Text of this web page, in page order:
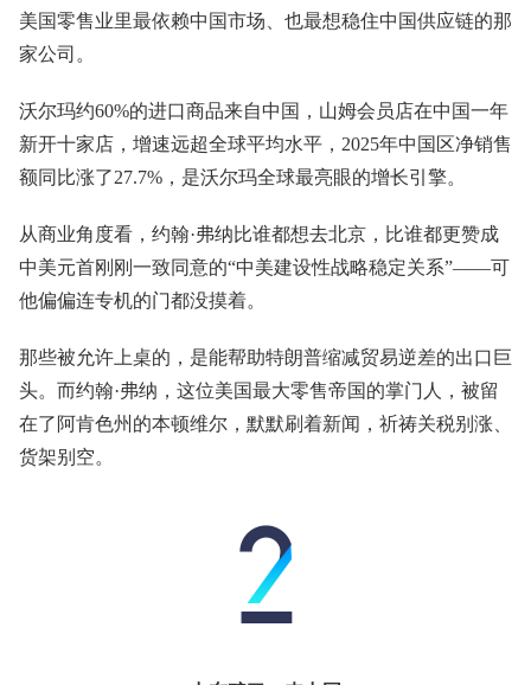
美国零售业里最依赖中国市场、也最想稳住中国供应链的那
家公司。
沃尔玛约60%的进口商品来自中国，山姆会员店在中国一年
新开十家店，增速远超全球平均水平，2025年中国区净销售
额同比涨了27.7%，是沃尔玛全球最亮眼的增长引擎。
从商业角度看，约翰·弗纳比谁都想去北京，比谁都更赞成
中美元首刚刚一致同意的“中美建设性战略稳定关系”——可
他偏偏连专机的门都没摸着。
那些被允许上桌的，是能帮助特朗普缩减贸易逆差的出口巨
头。而约翰·弗纳，这位美国最大零售帝国的掌门人，被留
在了阿肯色州的本顿维尔，默默刷着新闻，祈祷关税别涨、
货架别空。